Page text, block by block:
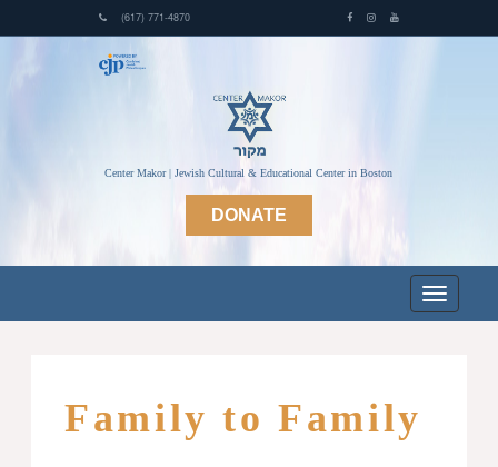
(617) 771-4870
Center Makor | Jewish Cultural & Educational Center in Boston
DONATE
Family to Family